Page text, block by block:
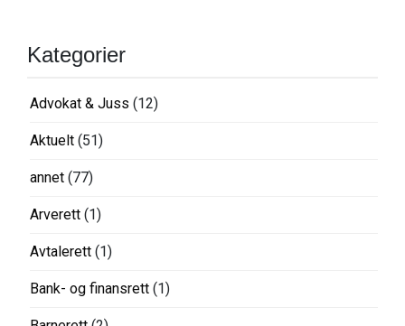
Kategorier
Advokat & Juss (12)
Aktuelt (51)
annet (77)
Arverett (1)
Avtalerett (1)
Bank- og finansrett (1)